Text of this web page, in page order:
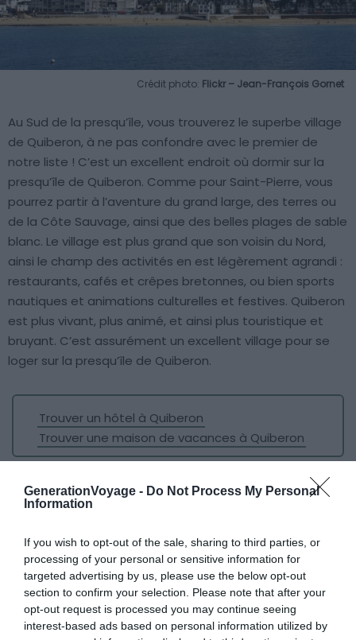
GenerationVoyage - Do Not Process My Personal
Information
If you wish to opt-out of the sale, sharing to third parties, or
processing of your personal or sensitive information for
targeted advertising by us, please use the below opt-out
section to confirm your selection. Please note that after your
opt-out request is processed you may continue seeing
interest-based ads based on personal information utilized by
Crédit photo: Flickr – Jean-François Gornet
Au Sud de la presqu’île, vous trouverez le superbe village
de Quiberon, à ne pas confondre avec le premier de
notre liste ! C’est un excellent endroit où dormir sur la
presqu’île de Quiberon. Comme pour Saint-Pierre, vous
pourrez partir à l’aventure du grand large, des terres ou
de la Côte Sauvage, ainsi que des belles plages de sable
blanc. Le village est plus grand que son voisin du Nord,
ainsi le champ des activités en est légèrement agrandi :
restaurants, cafés et crêpes bretonnes, ou bien sports
nautiques et animations culturelles et festives. Quiberon
est plus vivant, plus animé, et ainsi plus touristique et
bruyant. C’est assurément un excellent village pour se
loger sur la presqu’île de Quiberon.
Trouver un hôtel à Quiberon
Trouver une maison de vacances à Quiberon
Saint Julien